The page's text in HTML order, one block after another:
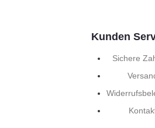
Kunden
Sichere